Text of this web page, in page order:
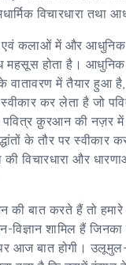
विचारधारा
एवं कलाओं में और
महसूस होता है। आधुनिक
वातावरण में तैयार हुआ
स्वीकार कर लेता है जो
क़ुरआन की नज़र में
के तौर पर
विचारधारा और
बात करते हैं तो
विज्ञान शामिल हैं
आज बात होगी।